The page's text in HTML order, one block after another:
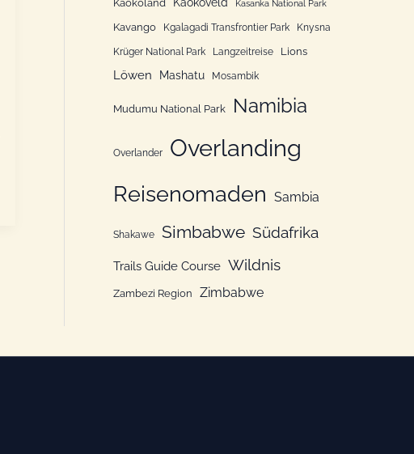
Kaokoland Kasanka National Park
Kavango Kgalagadi Transfrontier Park Knysna
Krüger National Park Langzeitreise Lions
Löwen Mashatu Mosambik
Mudumu National Park Namibia
Overlander Overlanding
Reisenomaden Sambia
Shakawe Simbabwe Südafrika
Trails Guide Course Wildnis
Zambezi Region Zimbabwe